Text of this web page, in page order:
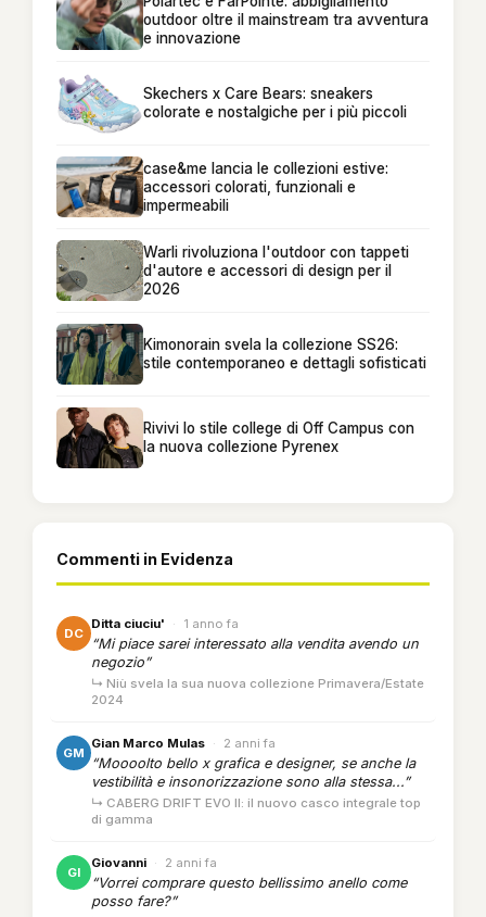
outdoor oltre il mainstream tra avventura
e innovazione
Skechers x Care Bears: sneakers
colorate e nostalgiche per i più piccoli
case&me lancia le collezioni estive:
accessori colorati, funzionali e
impermeabili
Warli rivoluziona l'outdoor con tappeti
d'autore e accessori di design per il
2026
Kimonorain svela la collezione SS26:
stile contemporaneo e dettagli sofisticati
Rivivi lo stile college di Off Campus con
la nuova collezione Pyrenex
Commenti in Evidenza
DC
Ditta ciuciu' · 1 anno fa
“Mi piace sarei interessato alla vendita avendo un
negozio”
↳ Niù svela la sua nuova collezione Primavera/Estate
2024
GM
Gian Marco Mulas · 2 anni fa
“Moooolto bello x grafica e designer, se anche la
vestibilità e insonorizzazione sono alla stessa...”
↳ CABERG DRIFT EVO II: il nuovo casco integrale top
di gamma
GI
Giovanni · 2 anni fa
“Vorrei comprare questo bellissimo anello come
posso fare?”